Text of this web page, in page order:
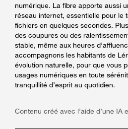
numérique. La fibre apporte aussi
réseau internet, essentielle pour le
fichiers en quelques secondes.
des coupures ou des
stable, même aux heures
accompagnons les habitants de
évolution naturelle, pour que vous
usages numériques en toute
tranquillité d’esprit au quotidien.
Contenu créé avec l’aide d’une IA